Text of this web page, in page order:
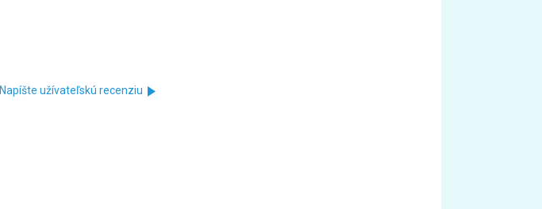
Napíšte užívateľskú recenziu